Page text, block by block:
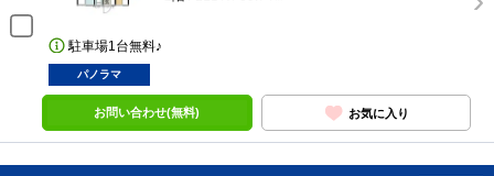
駐車場1台無料♪
パノラマ
お問い合わせ(無料) お気に入り